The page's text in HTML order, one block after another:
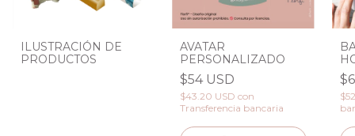
ILUSTRACIÓN DE
PRODUCTOS
AVATAR
PERSONALIZADO
$54 USD
$43.20 USDcon
Transferencia bancaria